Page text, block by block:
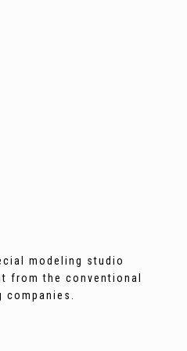
modeling studio
from the conventional
companies.